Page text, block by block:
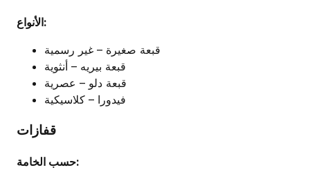
الأنواع:
قبعة صغيرة – غير رسمية
قبعة بيريه – أنثوية
قبعة دلو – عصرية
فيدورا – كلاسيكية
قفازات
حسب الخامة: